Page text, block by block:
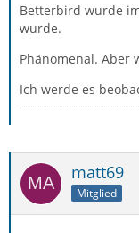
Betterbird wurde
wurde.
Phänomenal. Aber
Ich werde es
matt69
Mitglied